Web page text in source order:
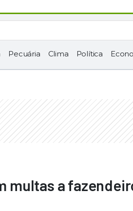
Pecuária Clima Política
multas a